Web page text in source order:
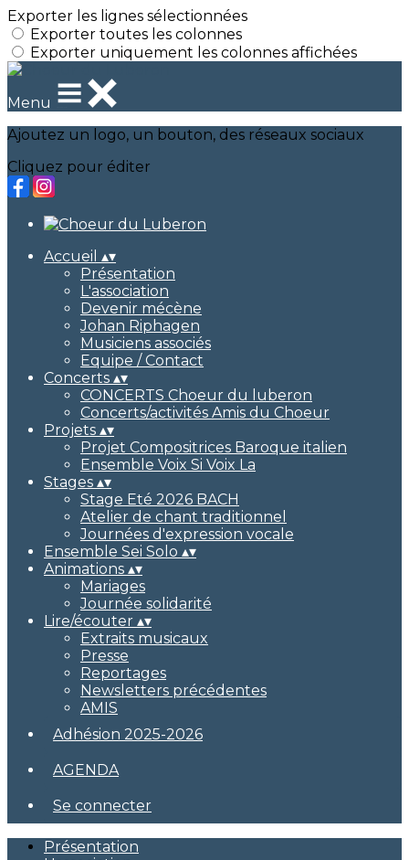
Exporter les lignes sélectionnées
Exporter toutes les colonnes
Exporter uniquement les colonnes affichées
Menu
Ajoutez un logo, un bouton, des réseaux sociaux
Cliquez pour éditer
Accueil ▴▾
Présentation
L'association
Devenir mécène
Johan Riphagen
Musiciens associés
Equipe / Contact
Concerts ▴▾
CONCERTS Choeur du luberon
Concerts/activités Amis du Choeur
Projets ▴▾
Projet Compositrices Baroque italien
Ensemble Voix Si Voix La
Stages ▴▾
Stage Eté 2026 BACH
Atelier de chant traditionnel
Journées d'expression vocale
Ensemble Sei Solo ▴▾
Animations ▴▾
Mariages
Journée solidarité
Lire/écouter ▴▾
Extraits musicaux
Presse
Reportages
Newsletters précédentes
AMIS
Adhésion 2025-2026
AGENDA
Se connecter
Présentation